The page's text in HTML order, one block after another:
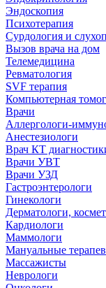
Эндоскопия
Психотерапия
Сурдология и
Вызов врача на дом
Телемедицина
Ревматология
SVF терапия
Компьютерная
Врачи
Аллергологи-
Анестезиологи
Врач КТ
Врачи УВТ
Врачи УЗД
Гастроэнтерологи
Гинекологи
Дерматологи,
Кардиологи
Маммологи
Мануальные
Массажисты
Неврологи